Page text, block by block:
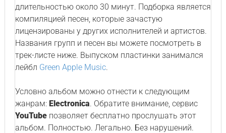
длительностью около 30 минут. Подборка является
компиляцией песен, которые зачастую
лицензированы у других исполнителей и артистов.
Названия групп и песен вы можете посмотреть в
трек-листе ниже. Выпуском пластинки занимался
лейбл Green Apple Music.
Условно альбом можно отнести к следующим
жанрам: Electronica. Обратите внимание, сервис
YouTubeпозволяет бесплатно прослушать этот
альбом. Полностью. Легально. Без нарушений.